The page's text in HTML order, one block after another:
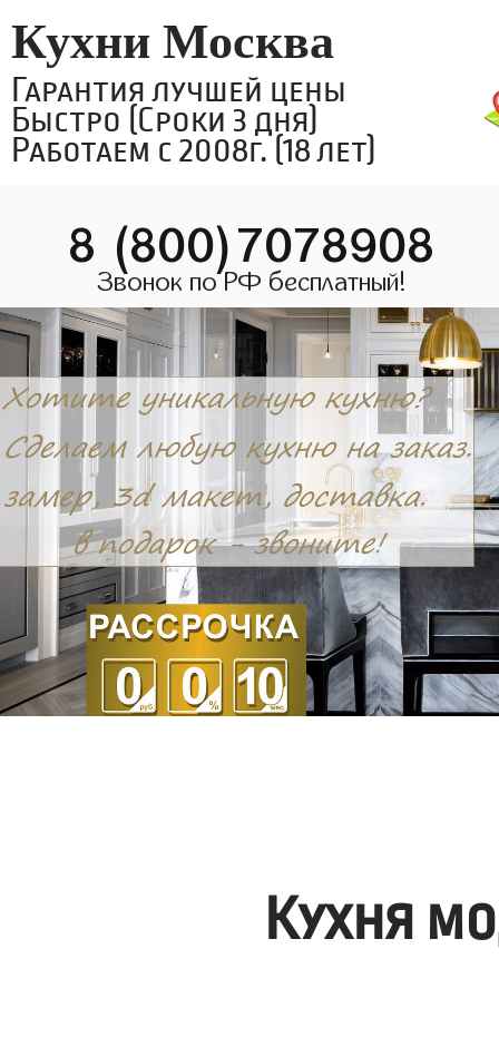
Кухни Москва
Гарантия лучшей цены
Быстро (Сроки 3 дня)
Работаем с 2008г. (18 лет)
8 (800)7078908
Звонок по РФ бесплатный!
Кухня